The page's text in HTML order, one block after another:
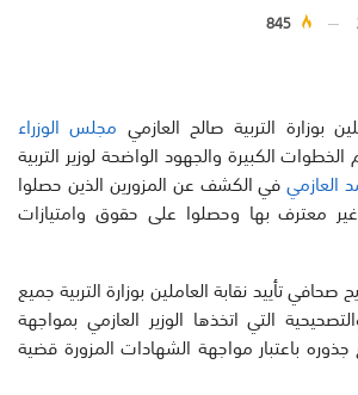
845
بوزارة التربية صالح العازمي مجلس الوزراء
الكبيرة والجهود الواضحة لوزير التربية
العازميفي الكشف عن المزورين الذين حصلوا
معترف بها وحصلوا على حقوق وامتيازات
تأييد نقابة العاملين بوزارة التربية جميع
التي اتخذها الوزير العازمي بمواجهة
باعتبار مواجهة الشهادات المزورة قضية